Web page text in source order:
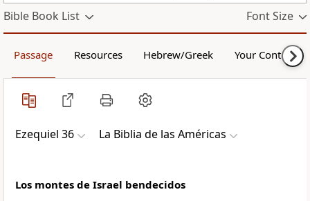
Bible Book List Font Size
Passage Resources Hebrew/Greek Your Content
Ezequiel 36 La Biblia de las Américas
Los montes de Israel bendecidos